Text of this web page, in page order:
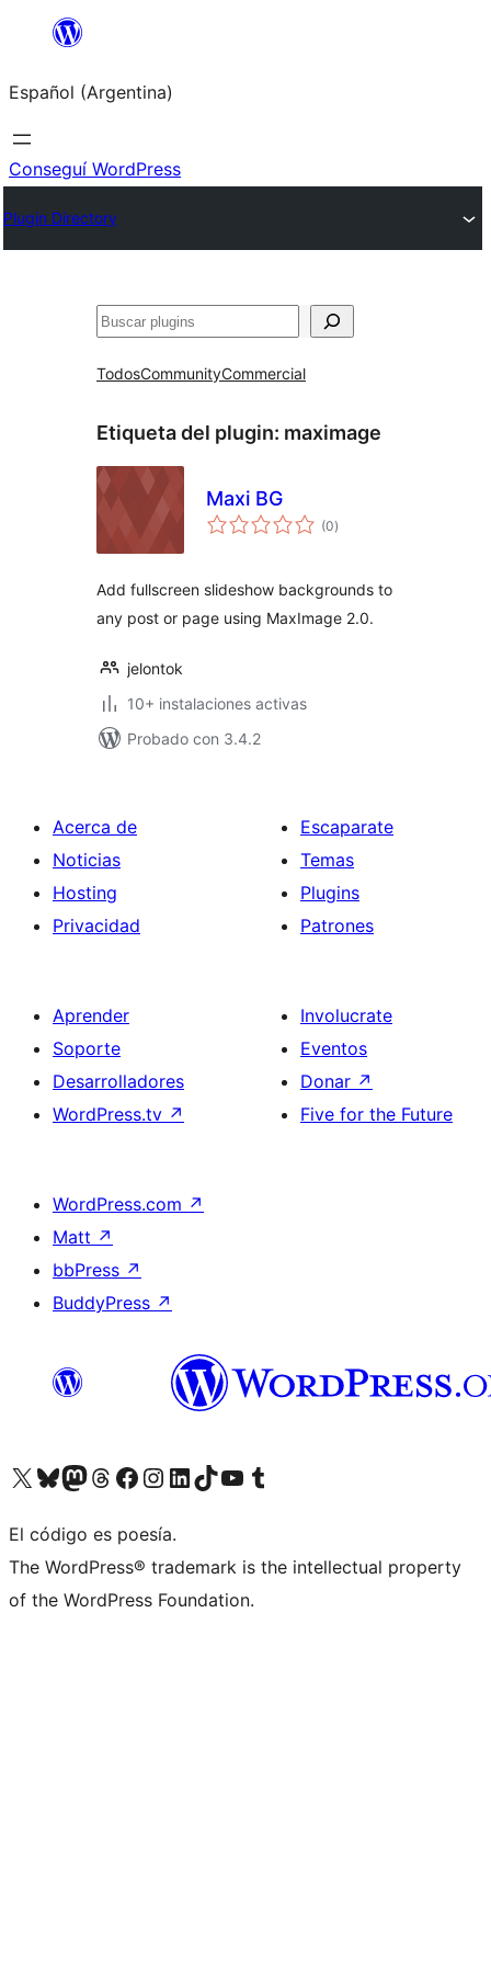
Saltar
contenido
Español (Argentina)
Conseguí WordPress
Plugin Directory
Buscar
TodosCommunityCommercial
Etiqueta del plugin: maximage
Maxi BG
(0total
de
)
Add fullscreen slideshow backgrounds to
any post or page using MaxImage 2.0.
jelontok
10+ instalaciones activas
Probado con 3.4.2
Acerca de
Noticias
Hosting
Privacidad
Escaparate
Temas
Plugins
Patrones
Aprender
Soporte
Desarrolladores
WordPress.tv ↗
Involucrate
Eventos
Donar ↗
Five for the Future
WordPress.com ↗
Matt ↗
bbPress ↗
BuddyPress ↗
Visitá nuestra cuenta de X (anteriormente Twitter)
Visitá nuestra cuenta de Bluesky
Visitá nuestra cuenta de Mastodon
Visitá nuestra cuenta de Threads
Visitá nuestra página de Facebook
Visitá nuestra cuenta de Instagram
Visitá nuestra cuenta de LinkedIn
Visitá nuestra cuenta de TikTok
Visitá nuestro canal de YouTube
Visitá nuestra cuenta de Tumblr
El código es poesía.
The WordPress® trademark is the intellectual property
of the WordPress Foundation.